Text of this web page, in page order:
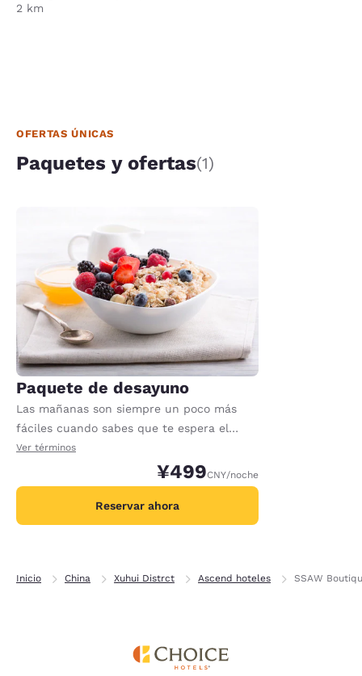
2 km
OFERTAS ÚNICAS
Paquetes y ofertas(1)
Paquete de desayuno
Las mañanas son siempre un poco más
fáciles cuando sabes que te espera el
desayuno. Este paquete incluye un
desayuno para cada adulto registrado en
la habitación. Pueden aplicarse cargos
adicionales por cualquier adulto o niño
adicional.
Ver términos
¥499CNY/noche
Reservar ahora
Inicio China Xuhui Distrct Ascend hoteles SSAW